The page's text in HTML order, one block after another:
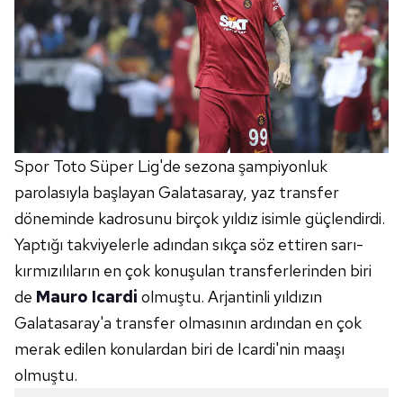
Spor Toto Süper Lig'de sezona şampiyonluk
parolasıyla başlayan Galatasaray, yaz transfer
döneminde kadrosunu birçok yıldız isimle güçlendirdi.
Yaptığı takviyelerle adından sıkça söz ettiren sarı-
kırmızılıların en çok konuşulan transferlerinden biri
de Mauro Icardi olmuştu. Arjantinli yıldızın
Galatasaray'a transfer olmasının ardından en çok
merak edilen konulardan biri de Icardi'nin maaşı
olmuştu.